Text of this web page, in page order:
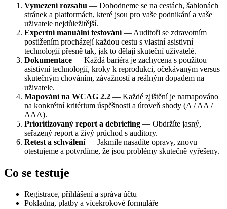
Vymezení rozsahu — Dohodneme se na cestách, šablonách
stránek a platformách, které jsou pro vaše podnikání a vaše
uživatele nejdůležitější.
Expertní manuální testování— Auditoři se zdravotním
postižením procházejí každou cestu s vlastní asistivní
technologií přesně tak, jak to dělají skuteční uživatelé.
Dokumentace — Každá bariéra je zachycena s použitou
asistivní technologií, kroky k reprodukci, očekávaným versus
skutečným chováním, závažností a reálným dopadem na
uživatele.
Mapování na WCAG 2.2 — Každé zjištění je namapováno
na konkrétní kritérium úspěšnosti a úroveň shody (A / AA /
AAA).
Prioritizovaný report a debriefing — Obdržíte jasný,
seřazený report a živý průchod s auditory.
Retest a schválení— Jakmile nasadíte opravy, znovu
otestujeme a potvrdíme, že jsou problémy skutečně vyřešeny.
Co se testuje
Registrace, přihlášení a správa účtu
Pokladna, platby a vícekrokové formuláře